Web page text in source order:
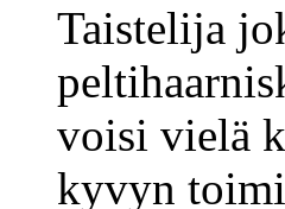
Taistelija
voisi vielä
kyvyn